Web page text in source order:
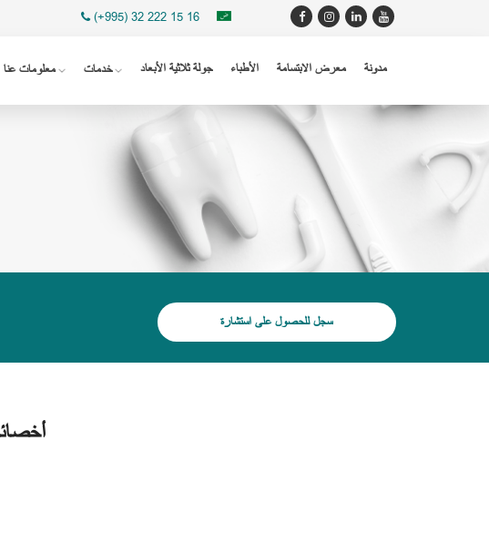
(+995) 32 222 15 16
معلومات عنا خدمات جولة ثلاثية الأبعاد الأطباء معرض الابتسامة مدونة
سجل للحصول على استشارة